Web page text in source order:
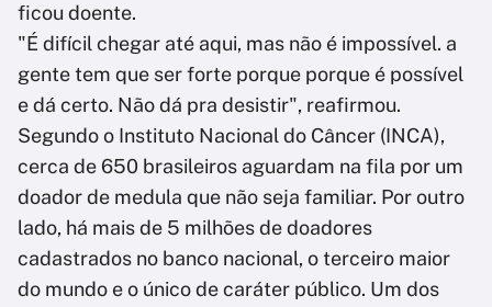
ficou doente.
"É difícil chegar até aqui, mas não é impossível. a
gente tem que ser forte porque porque é possível
e dá certo. Não dá pra desistir", reafirmou.
Segundo o Instituto Nacional do Câncer (INCA),
cerca de 650 brasileiros aguardam na fila por um
doador de medula que não seja familiar. Por outro
lado, há mais de 5 milhões de doadores
cadastrados no banco nacional, o terceiro maior
do mundo e o único de caráter público. Um dos